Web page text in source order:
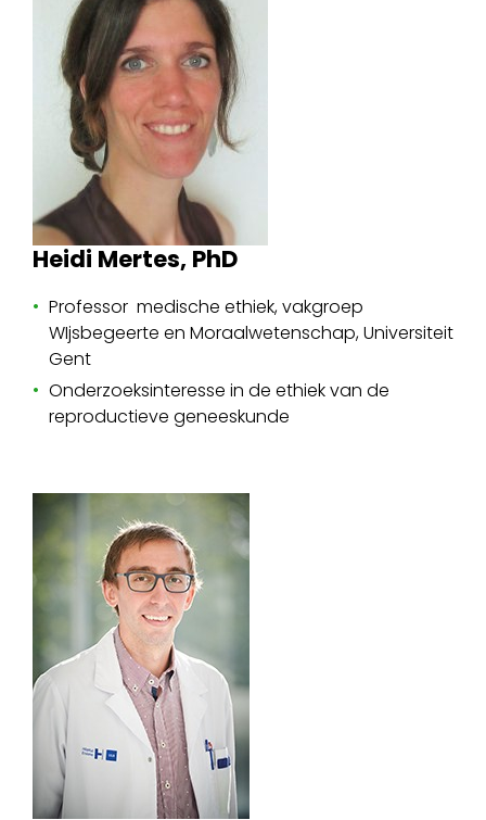
Heidi Mertes, PhD
Professor medische ethiek, vakgroep
WIjsbegeerte en Moraalwetenschap, Universiteit
Gent
Onderzoeksinteresse in de ethiek van de
reproductieve geneeskunde